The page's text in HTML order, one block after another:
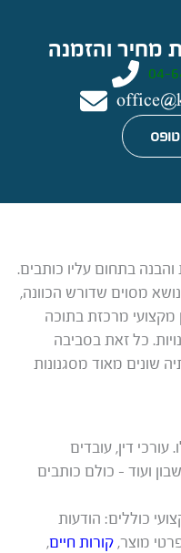
מחיר והזמנה
04-
בתחום עליו כותבים.
מסוים שדורש הכוונה,
מרכזת בתוכה
כל זאת בסביבה
שונים מאוד מסגנונות
דין, עובדים
ועוד – כולם כותבים
כוללים: הודעות
מוצר, קורות חיים,